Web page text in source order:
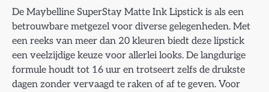
De Maybelline SuperStay Matte Ink Lipstick is als een
betrouwbare metgezel voor diverse gelegenheden. Met
een reeks van meer dan 20 kleuren biedt deze lipstick
een veelzijdige keuze voor allerlei looks. De langdurige
formule houdt tot 16 uur en trotseert zelfs de drukste
dagen zonder vervaagd te raken of af te geven. Voor